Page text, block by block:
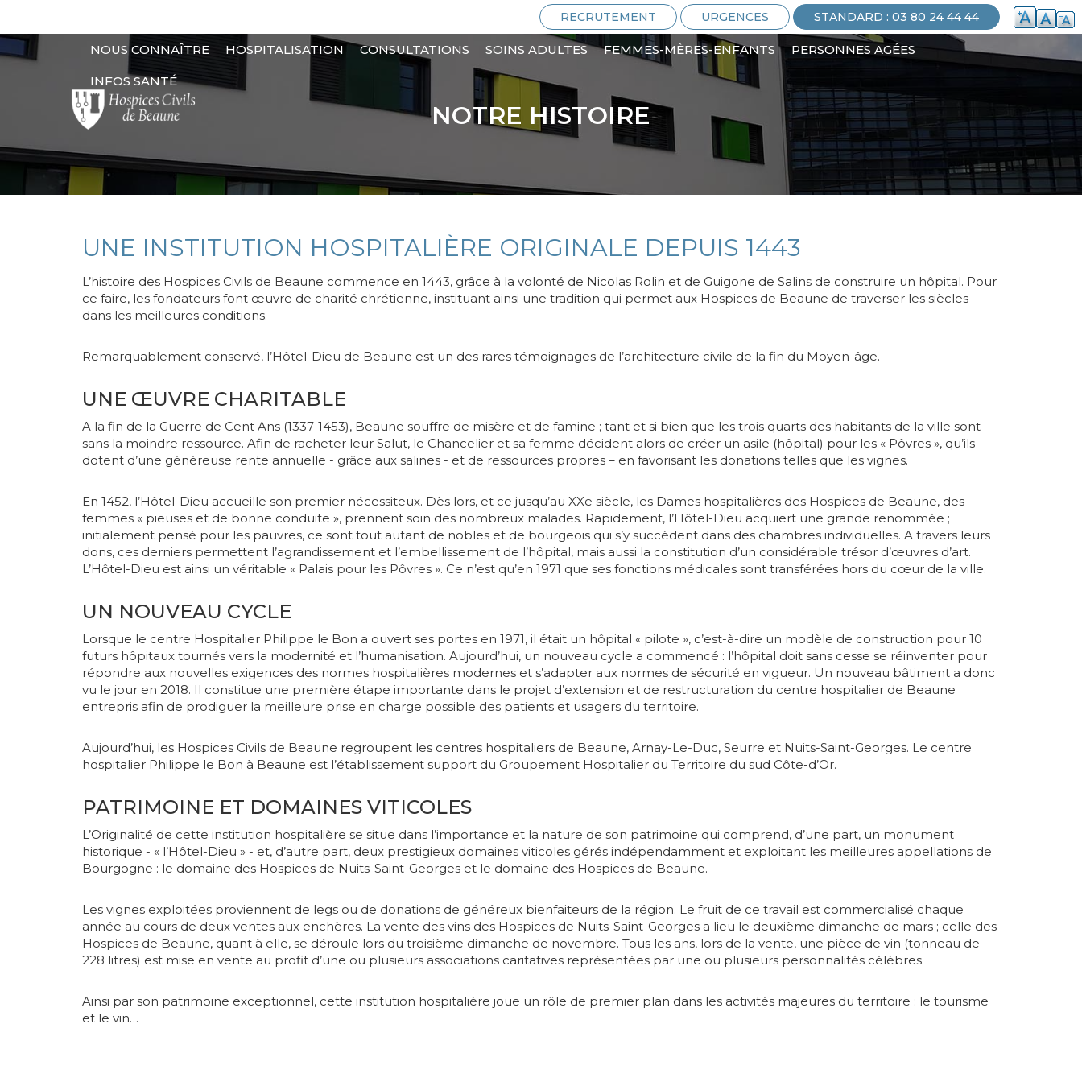
contenu
principal
RECRUTEMENT URGENCES STANDARD : 03 80 24 44 44
NOTRE HISTOIRE
MAIN
NAVIGATION
NOUS CONNAÎTRE HOSPITALISATION CONSULTATIONS SOINS ADULTES FEMMES-MÈRES-ENFANTS PERSONNES AGÉES
INFOS SANTÉ
UNE INSTITUTION HOSPITALIÈRE ORIGINALE DEPUIS 1443
L’histoire des Hospices Civils de Beaune commence en 1443, grâce à la volonté de Nicolas Rolin et de Guigone de Salins de construire un hôpital. Pour
ce faire, les fondateurs font œuvre de charité chrétienne, instituant ainsi une tradition qui permet aux Hospices de Beaune de traverser les siècles
dans les meilleures conditions.
Remarquablement conservé, l’Hôtel-Dieu de Beaune est un des rares témoignages de l’architecture civile de la fin du Moyen-âge.
UNE ŒUVRE CHARITABLE
A la fin de la Guerre de Cent Ans (1337-1453), Beaune souffre de misère et de famine ; tant et si bien que les trois quarts des habitants de la ville sont
sans la moindre ressource. Afin de racheter leur Salut, le Chancelier et sa femme décident alors de créer un asile (hôpital) pour les « Pôvres », qu’ils
dotent d’une généreuse rente annuelle - grâce aux salines - et de ressources propres – en favorisant les donations telles que les vignes.
En 1452, l’Hôtel-Dieu accueille son premier nécessiteux. Dès lors, et ce jusqu’au XXe siècle, les Dames hospitalières des Hospices de Beaune, des
femmes « pieuses et de bonne conduite », prennent soin des nombreux malades. Rapidement, l’Hôtel-Dieu acquiert une grande renommée ;
initialement pensé pour les pauvres, ce sont tout autant de nobles et de bourgeois qui s’y succèdent dans des chambres individuelles. A travers leurs
dons, ces derniers permettent l’agrandissement et l’embellissement de l’hôpital, mais aussi la constitution d’un considérable trésor d’œuvres d’art.
L’Hôtel-Dieu est ainsi un véritable « Palais pour les Pôvres ». Ce n’est qu’en 1971 que ses fonctions médicales sont transférées hors du cœur de la ville.
UN NOUVEAU CYCLE
Lorsque le centre Hospitalier Philippe le Bon a ouvert ses portes en 1971, il était un hôpital « pilote », c’est-à-dire un modèle de construction pour 10
futurs hôpitaux tournés vers la modernité et l’humanisation. Aujourd’hui, un nouveau cycle a commencé : l’hôpital doit sans cesse se réinventer pour
répondre aux nouvelles exigences des normes hospitalières modernes et s’adapter aux normes de sécurité en vigueur. Un nouveau bâtiment a donc
vu le jour en 2018. Il constitue une première étape importante dans le projet d’extension et de restructuration du centre hospitalier de Beaune
entrepris afin de prodiguer la meilleure prise en charge possible des patients et usagers du territoire.
Aujourd’hui, les Hospices Civils de Beaune regroupent les centres hospitaliers de Beaune, Arnay-Le-Duc, Seurre et Nuits-Saint-Georges. Le centre
hospitalier Philippe le Bon à Beaune est l’établissement support du Groupement Hospitalier du Territoire du sud Côte-d’Or.
PATRIMOINE ET DOMAINES VITICOLES
L’Originalité de cette institution hospitalière se situe dans l’importance et la nature de son patrimoine qui comprend, d’une part, un monument
historique - « l’Hôtel-Dieu » - et, d’autre part, deux prestigieux domaines viticoles gérés indépendamment et exploitant les meilleures appellations de
Bourgogne : le domaine des Hospices de Nuits-Saint-Georges et le domaine des Hospices de Beaune.
Les vignes exploitées proviennent de legs ou de donations de généreux bienfaiteurs de la région. Le fruit de ce travail est commercialisé chaque
année au cours de deux ventes aux enchères. La vente des vins des Hospices de Nuits-Saint-Georges a lieu le deuxième dimanche de mars ; celle des
Hospices de Beaune, quant à elle, se déroule lors du troisième dimanche de novembre. Tous les ans, lors de la vente, une pièce de vin (tonneau de
228 litres) est mise en vente au profit d’une ou plusieurs associations caritatives représentées par une ou plusieurs personnalités célèbres.
Ainsi par son patrimoine exceptionnel, cette institution hospitalière joue un rôle de premier plan dans les activités majeures du territoire : le tourisme
et le vin…